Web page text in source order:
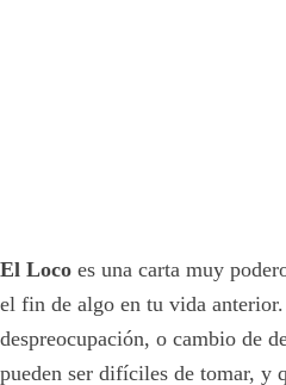
El Loco es una carta muy
el fin de algo en tu vida
despreocupación, o cambio de
pueden ser difíciles de tomar, y